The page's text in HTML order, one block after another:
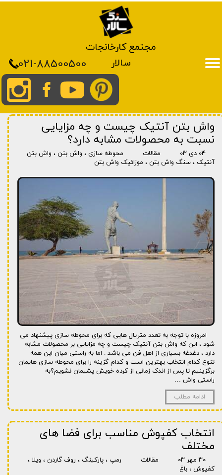
021-88500500
مجتمع کارخانجات
سالار
واش بتن آنتیک چیست و چه مزایایی
نسبت به محصولات مشابه دارد؟
۰۴ دی ۰۳ مقالات محوطه سازی ، واش بتن ، واش بتن
آنتیک ، سنگ واش بتن ، موزائیک واش بتن
امروزه با توجه به تعدد متریال هایی که برای محوطه سازی پیشنهاد می
شود ، این که واش بتن آنتیک چیست و چه مزایایی بر محصولات مشابه
دارد ، دغدغه بسیاری از اهل فن می باشد . اما به راستی میان این همه
تنوع کدام انتخاب بهترین است و کدام گزینه را برای محوطه سازی هایمان
برگزینیم تا پس از اندک زمانی از کرده خویش پشیمان نشویم؟به
راستی واش …
ادامه مطلب
انتخاب کفپوش مناسب برای فضا های
مختلف
۳۰ مهر ۰۳ مقالات رمپ ، پارکینگ ، روف گاردن ، ویلا ،
کفپوش ، باغ